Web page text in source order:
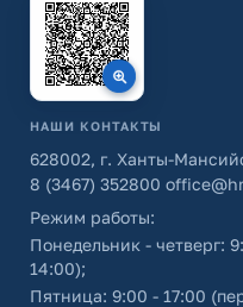
НАШИ КОНТАКТЫ
628002, г. Ханты-
8 (3467) 352800
Режим работы:
Понедельник - четверг:
14:00);
Пятница: 9:00 - 17:00